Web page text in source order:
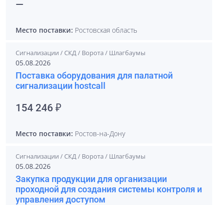
—
Место поставки: Ростовская область
Сигнализации / СКД / Ворота / Шлагбаумы
05.08.2026
Поставка оборудования для палатной
сигнализации hostcall
154 246 ₽
Место поставки: Ростов-на-Дону
Сигнализации / СКД / Ворота / Шлагбаумы
05.08.2026
Закупка продукции для организации
проходной для создания системы контроля и
управления доступом